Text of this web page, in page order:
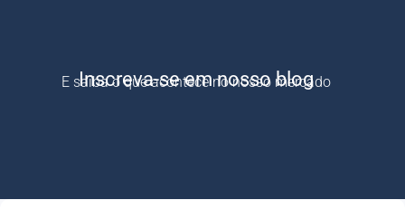
Inscreva-se em nosso blog
E saiba o que acontece no nosso mercado